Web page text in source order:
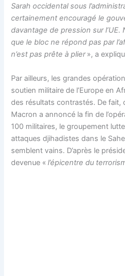
Sarah occidental sous
certainement encouragé le
davantage de pression sur
que le bloc ne répond pas par
n’est pas prête à plier», a
Par ailleurs, les grandes
soutien militaire de l’Europe en
des résultats contrastés. De fait,
Macron a annoncé la fin de
100 militaires, le groupement
attaques djihadistes dans le
semblent vains. D’après le
devenue «l’épicentre du